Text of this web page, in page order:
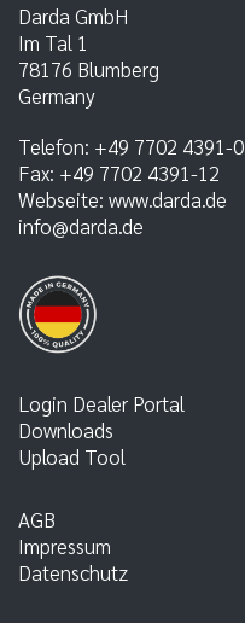
Darda GmbH
Im Tal 1
78176 Blumberg
Germany
Telefon: +49 7702 4391-0
Fax: +49 7702 4391-12
Webseite: www.darda.de
info@darda.de
Login Dealer Portal
Downloads
Upload Tool
AGB
Impressum
Datenschutz